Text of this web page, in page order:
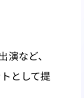
など、
として提